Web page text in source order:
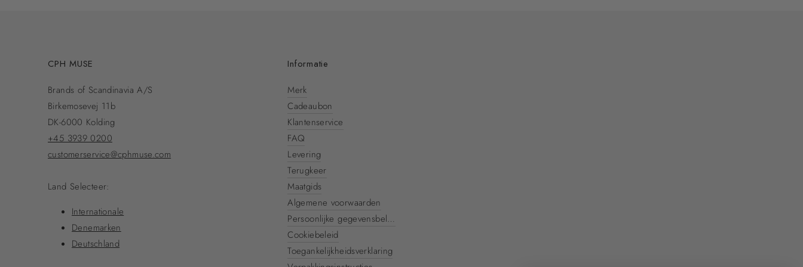
CPH MUSE
Brands of Scandinavia A/S
Birkemosevej 11b
DK-6000 Kolding
+45 3939 0200
customerservice@cphmuse.com
Land Selecteer:
Internationale
Denemarken
Deutschland
Informatie
Merk
Cadeaubon
Klantenservice
FAQ
Levering
Terugkeer
Maatgids
Algemene voorwaarden
Persoonlijke gegevensbeleid
Cookiebeleid
Toegankelijkheidsverklaring